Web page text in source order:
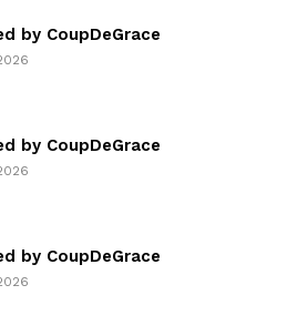
by CoupDeGrace
by CoupDeGrace
by CoupDeGrace